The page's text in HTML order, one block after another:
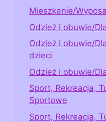
Mieszkanie/
Odzież i obuwie/
Odzież i obuwie/
dzieci
Odzież i obuwie/
Sport, Rekreacja,
Sportowe
Sport, Rekreacja,